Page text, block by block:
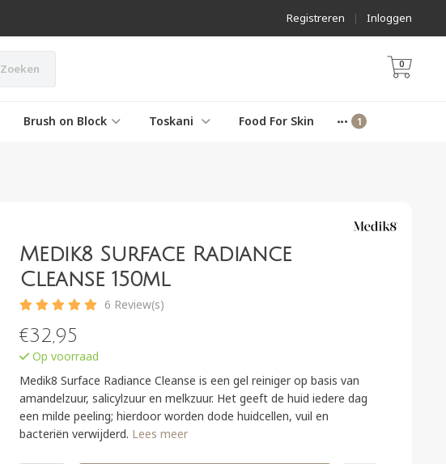
Inloggen
|
Registreren
Zoeken 0
Brush on Block Toskani Food For Skin
Medik8 Surface Radiance
Cleanse 150ml
6 Review(s)
€32,95
Op voorraad
Medik8 Surface Radiance Cleanse is een gel reiniger op basis van
amandelzuur, salicylzuur en melkzuur. Het geeft de huid iedere dag
een milde peeling; hierdoor worden dode huidcellen, vuil en
bacteriën verwijderd. Lees meer